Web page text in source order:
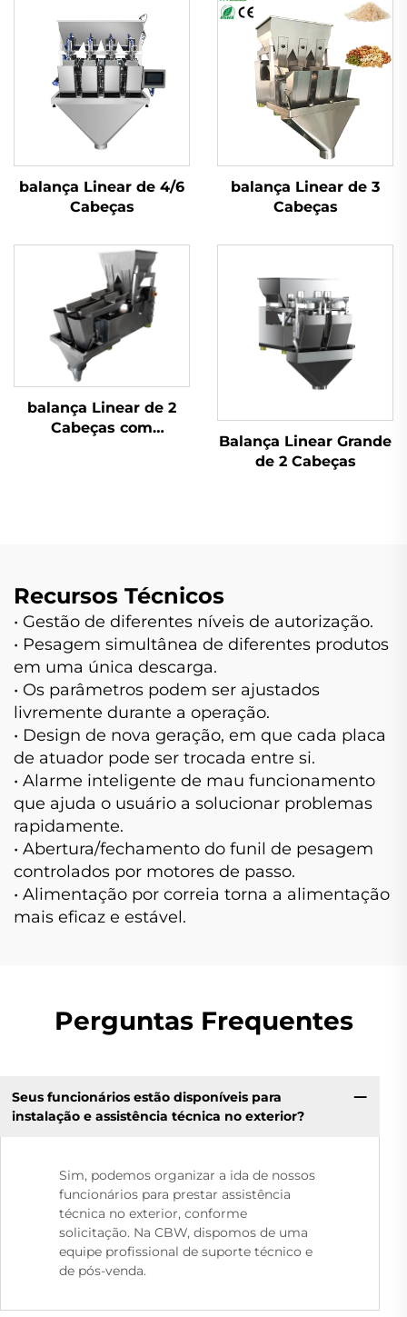
balança Linear de 4/6
Cabeças
balança Linear de 3
Cabeças
balança Linear de 2
Cabeças com
Balança Linear Grande
de 2 Cabeças
Recursos Técnicos
• Gestão de diferentes níveis de autorização.
• Pesagem simultânea de diferentes produtos
em uma única descarga.
• Os parâmetros podem ser ajustados
livremente durante a operação.
• Design de nova geração, em que cada placa
de atuador pode ser trocada entre si.
• Alarme inteligente de mau funcionamento
que ajuda o usuário a solucionar problemas
rapidamente.
• Abertura/fechamento do funil de pesagem
controlados por motores de passo.
• Alimentação por correia torna a alimentação
mais eficaz e estável.
Perguntas Frequentes
Seus funcionários estão disponíveis para
instalação e assistência técnica no exterior?
Sim, podemos organizar a ida de nossos
funcionários para prestar assistência
técnica no exterior, conforme
solicitação. Na CBW, dispomos de uma
equipe profissional de suporte técnico e
de pós-venda.